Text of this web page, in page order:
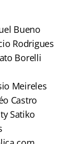
Bueno
Rodrigues
Borelli
Meireles
Castro
Satiko